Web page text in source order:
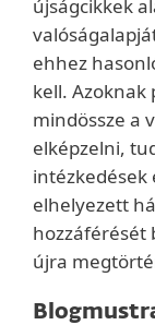
újságcikkek
ehhez
kell.
mindössze a
elképzelni,
intézkedések
elhelyezett
hozzáférését
újra